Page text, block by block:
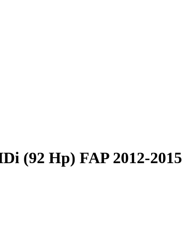
(92 Hp) FAP 2012-2015